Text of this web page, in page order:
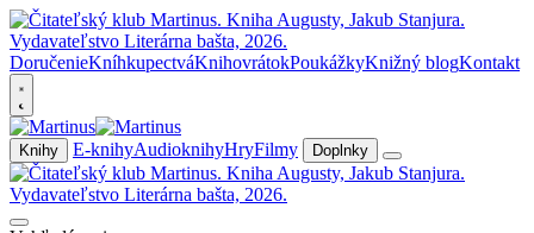
DoručenieKníhkupectváKnihovrátokPoukážkyKnižný blogKontakt
Knihy E-knihyAudioknihyHryFilmy Doplnky